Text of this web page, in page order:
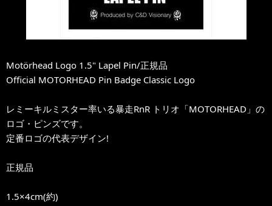
Motörhead Logo 1.5" Lapel Pin/正規品
Official MOTORHEAD Pin Badge Classic Logo
レミーキルミスター率いる暴走RnR トリオ「MOTORHEAD」の
ロゴ・ピンズです。
定番ロゴの代表デザイン!
正規品
1.5×4cm(約)